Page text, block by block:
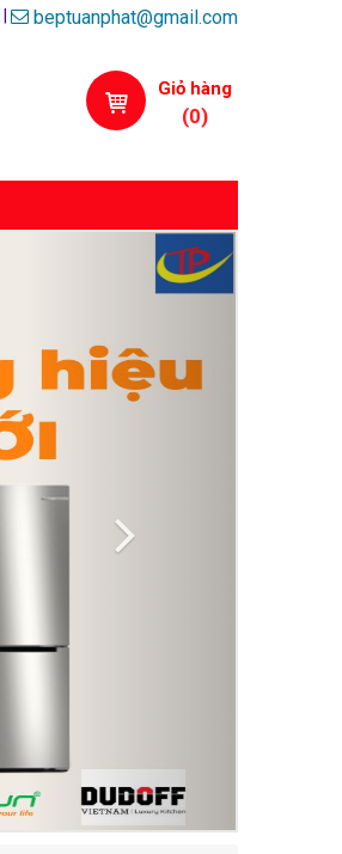
beptuanphat@gmail.com
Giỏ hàng
(0)
Next